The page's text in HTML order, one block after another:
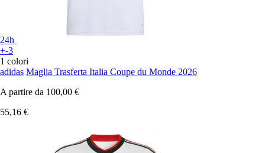
24h
+-3
1 colori
adidas Maglia Trasferta Italia Coupe du Monde 2026
A partire da 100,00 €
55,16 €